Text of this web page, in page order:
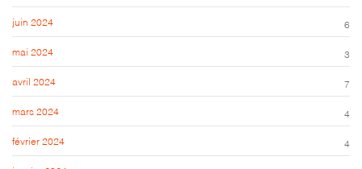
juin 2024 6
mai 2024 3
avril 2024 7
mars 2024 4
février 2024 4